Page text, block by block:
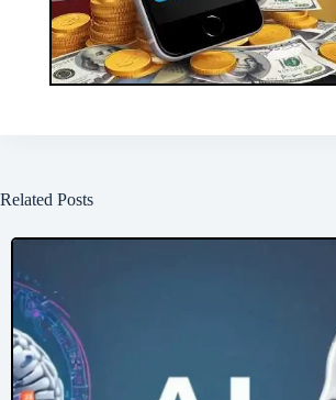
Related Posts